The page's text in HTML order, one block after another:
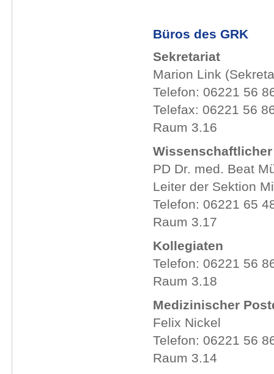
Büros des GRK
Sekretariat
Marion Link
Telefon: 06221 56
Telefax: 06221 56
Raum 3.16
PD Dr. med. Beat
Leiter der Sektion
Telefon: 06221 65
Raum 3.17
Kollegiaten
Telefon: 06221 56
Raum 3.18
Medizinischer
Felix Nickel
Telefon: 06221 56
Raum 3.14